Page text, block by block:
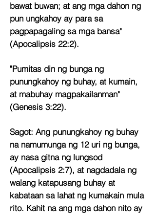
bawat buwan; at ang mga dahon ng
pun ungkahoy ay para sa
pagpapagaling sa mga bansa"
(Apocalipsis 22:2).
"Pumitas din ng bunga ng
punungkahoy ng buhay, at kumain,
at mabuhay magpakailanman"
(Genesis 3:22).
Sagot: Ang punungkahoy ng buhay
na namumunga ng 12 uri ng bunga,
ay nasa gitna ng lungsod
(Apocalipsis 2:7), at nagdadala ng
walang katapusang buhay at
kabataan sa lahat ng kumakain mula
rito. Kahit na ang mga dahon nito ay